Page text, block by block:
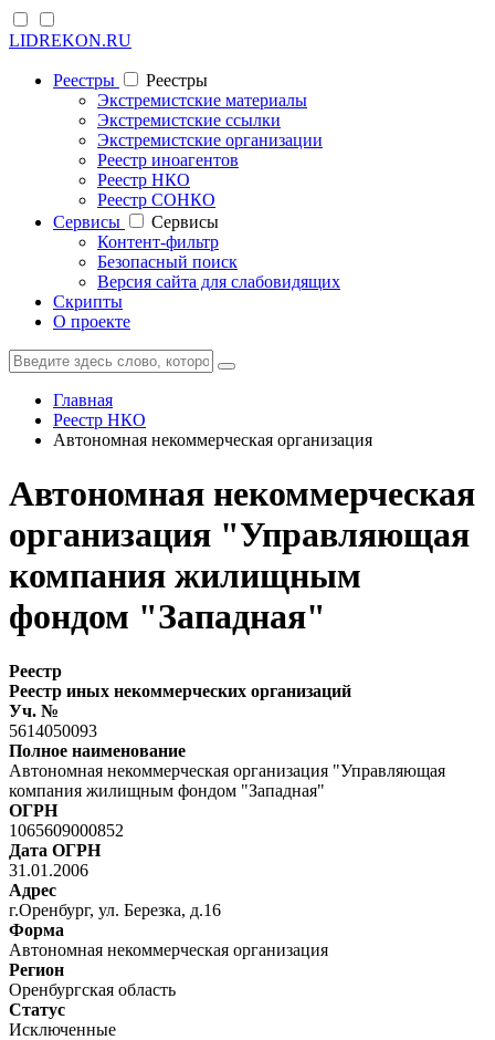
LIDREKON.RU
Реестры
Реестры
Экстремистские материалы
Экстремистские ссылки
Экстремистские организации
Реестр иноагентов
Реестр НКО
Реестр СОНКО
Cервисы
Cервисы
Контент-фильтр
Безопасный поиск
Версия сайта для слабовидящих
Скрипты
О проекте
Главная
Реестр НКО
Автономная некоммерческая организация
Автономная некоммерческая
организация "Управляющая
компания жилищным
фондом "Западная"
Реестр
Реестр иных некоммерческих организаций
Уч. №
5614050093
Полное наименование
Автономная некоммерческая организация "Управляющая
компания жилищным фондом "Западная"
ОГРН
1065609000852
Дата ОГРН
31.01.2006
Адрес
г.Оренбург, ул. Березка, д.16
Форма
Автономная некоммерческая организация
Регион
Оренбургская область
Статус
Исключенные